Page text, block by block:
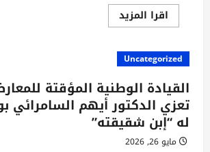
اقرا المزيداقرأ
المزيد
مليار
دولار
تشعل
لهيب
التوترات
بين
واشنطن
وطهران
من
Uncategorized
القيادة الوطنية المؤقتة
تعزي الدكتور أيهم السامرائي
له “إبن شقيقته”
مايو 26, 2026